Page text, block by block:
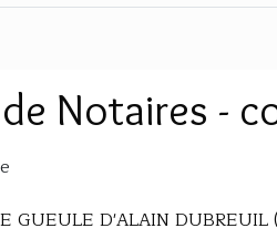
Notaires -
GUEULE D'ALAIN DUBREUIL